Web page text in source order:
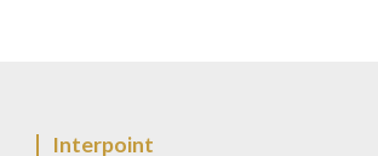
Interpoint